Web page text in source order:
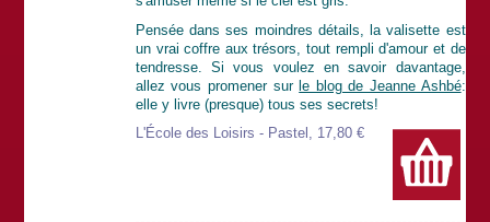
Pensée dans ses moindres détails, la valisette est
un vrai coffre aux trésors, tout rempli d'amour et de
tendresse. Si vous voulez en savoir davantage,
allez vous promener surle blog de Jeanne Ashbé:
elle y livre (presque) tous ses secrets!
L'École des Loisirs - Pastel, 17,80 €